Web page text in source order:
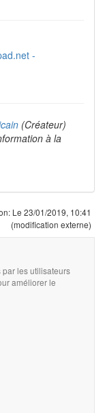
-
(Créateur)
à la
Le 23/01/2019, 10:41
(modification externe)
les utilisateurs
améliorer le